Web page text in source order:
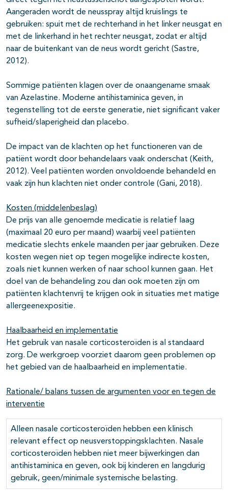
Aangeraden wordt de neusspray altijd kruislings te
gebruiken: spuit met de rechterhand in het linker neusgat en
met de linkerhand in het rechter neusgat, zodat er altijd
naar de buitenkant van de neus wordt gericht (Sastre,
2012).
Sommige patiënten klagen over de onaangename smaak
van Azelastine. Moderne antihistaminica geven, in
tegenstelling tot de eerste generatie, niet significant vaker
sufheid/slaperigheid dan placebo.
De impact van de klachten op het functioneren van de
patiënt wordt door behandelaars vaak onderschat (Keith,
2012). Veel patiënten worden onvoldoende behandeld en
vaak zijn hun klachten niet onder controle (Gani, 2018).
Kosten (middelenbeslag)
De prijs van alle genoemde medicatie is relatief laag
(maximaal 20 euro per maand) waarbij veel patiënten
medicatie slechts enkele maanden per jaar gebruiken. Deze
kosten wegen niet op tegen mogelijke indirecte kosten,
zoals niet kunnen werken of naar school kunnen gaan. Het
doel van de behandeling zou dan ook moeten zijn om
patiënten klachtenvrij te krijgen ook in situaties met matige
allergeenexpositie.
Haalbaarheid en implementatie
Het gebruik van nasale corticosteroïden is al standaard
zorg. De werkgroep voorziet daarom geen problemen op
het gebied van de haalbaarheid en implementatie.
Rationale/ balans tussen de argumenten voor en tegen de
interventie
Alleen nasale corticosteroïden hebben een klinisch
relevant effect op neusverstoppingsklachten. Nasale
corticosteroïden hebben niet meer bijwerkingen dan
antihistaminica en geven, ook bij kinderen en langdurig
gebruik, geen/minimale systemische belasting.